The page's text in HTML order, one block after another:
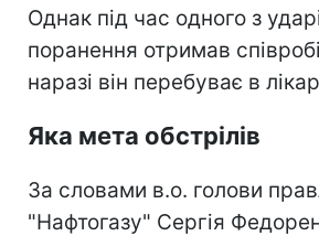
Однак під час одного з
поранення отримав
наразі він перебуває в
Яка мета обстрілів
За словами в.о. голови
"Нафтогазу" Сергія